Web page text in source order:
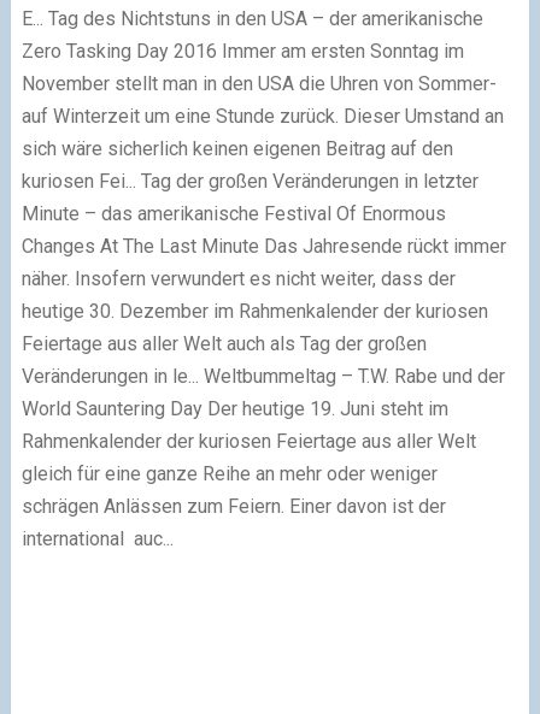
E... Tag des Nichtstuns in den USA – der amerikanische
Zero Tasking Day 2016 Immer am ersten Sonntag im
November stellt man in den USA die Uhren von Sommer-
auf Winterzeit um eine Stunde zurück. Dieser Umstand an
sich wäre sicherlich keinen eigenen Beitrag auf den
kuriosen Fei... Tag der großen Veränderungen in letzter
Minute – das amerikanische Festival Of Enormous
Changes At The Last Minute Das Jahresende rückt immer
näher. Insofern verwundert es nicht weiter, dass der
heutige 30. Dezember im Rahmenkalender der kuriosen
Feiertage aus aller Welt auch als Tag der großen
Veränderungen in le... Weltbummeltag – T.W. Rabe und der
World Sauntering Day Der heutige 19. Juni steht im
Rahmenkalender der kuriosen Feiertage aus aller Welt
gleich für eine ganze Reihe an mehr oder weniger
schrägen Anlässen zum Feiern. Einer davon ist der
international auc...